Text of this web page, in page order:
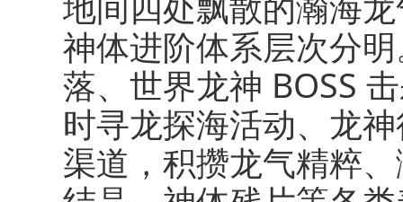
神体进阶体系层次分
落、世界龙神 BOSS
时寻龙探海活动、龙
渠道，积攒龙气精粹